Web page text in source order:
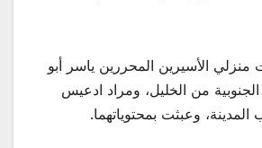
منزلي الأسيرين المحررين ياسر أبو
من الخليل، ومراد ادعيس
وعبثت بمحتوياتهما.